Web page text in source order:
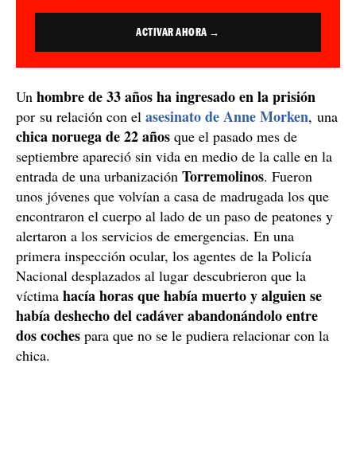
ACTIVAR AHORA →
Un hombre de 33 años ha ingresado en la prisión
por su relación con el asesinato de Anne Morken, una
chica noruega de 22 años que el pasado mes de
septiembre apareció sin vida en medio de la calle en la
entrada de una urbanización Torremolinos. Fueron
unos jóvenes que volvían a casa de madrugada los que
encontraron el cuerpo al lado de un paso de peatones y
alertaron a los servicios de emergencias. En una
primera inspección ocular, los agentes de la Policía
Nacional desplazados al lugar descubrieron que la
víctima hacía horas que había muerto y alguien se
había deshecho del cadáver abandonándolo entre
dos coches para que no se le pudiera relacionar con la
chica.